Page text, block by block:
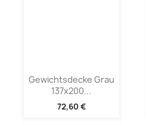
Gewichtsdecke Grau
137x200...
72,60 €